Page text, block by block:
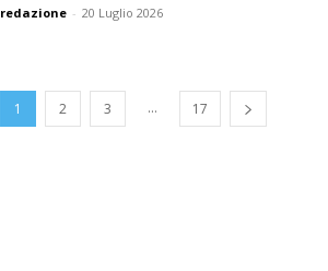
redazione - 20 Luglio 2026
1 2 3 ... 17